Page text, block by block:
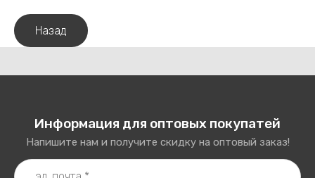
Назад
Информация для оптовых покупатей
Напишите нам и получите скидку на оптовый заказ!